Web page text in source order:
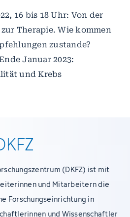
16 bis 18 Uhr: Von der
Therapie. Wie kommen
zustande?
Januar 2023:
und Krebs
(DKFZ) ist mit
und Mitarbeitern die
Forschungseinrichtung in
und Wissenschaftler